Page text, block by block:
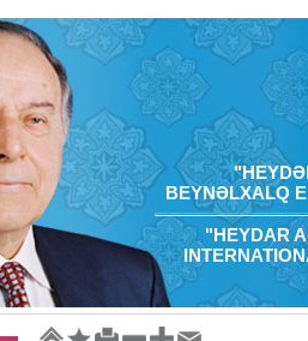
BEYNƏLXALQ
"HEYDAR